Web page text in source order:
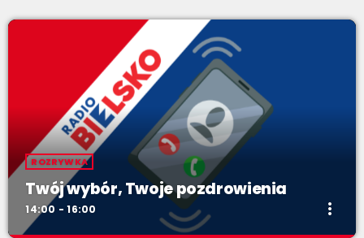
ROZRYWKA
Twój wybór, Twoje pozdrowienia
14:00 - 16:00 more_vert